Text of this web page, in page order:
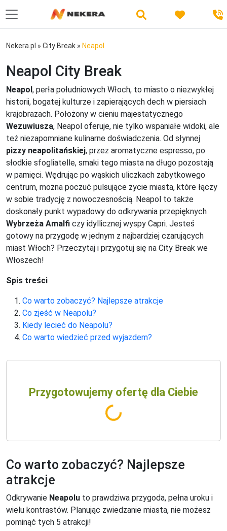
Nekera.pl » City Break » Neapol
Neapol City Break
Neapol, perła południowych Włoch, to miasto o niezwykłej
historii, bogatej kulturze i zapierających dech w piersiach
krajobrazach. Położony w cieniu majestatycznego
Wezuwiusza, Neapol oferuje, nie tylko wspaniałe widoki, ale
też niezapomniane kulinarne doświadczenia. Od słynnej
pizzy neapolitańskiej, przez aromatyczne espresso, po
słodkie sfogliatelle, smaki tego miasta na długo pozostają
w pamięci. Wędrując po wąskich uliczkach zabytkowego
centrum, można poczuć pulsujące życie miasta, które łączy
w sobie tradycję z nowoczesnością. Neapol to także
doskonały punkt wypadowy do odkrywania przepięknych
Wybrzeża Amalfi czy idyllicznej wyspy Capri. Jesteś
gotowy na przygodę w jednym z najbardziej czarujących
miast Włoch? Przeczytaj i przygotuj się na City Break we
Włoszech!
Spis treści
Co warto zobaczyć? Najlepsze atrakcje
Co zjeść w Neapolu?
Kiedy lecieć do Neapolu?
Co warto wiedzieć przed wyjazdem?
Przygotowujemy ofertę dla Ciebie
Co warto zobaczyć? Najlepsze
atrakcje
Odkrywanie Neapolu to prawdziwa przygoda, pełna uroku i
wielu kontrastów. Planując zwiedzanie miasta, nie możesz
pominąć tych 5 atrakcji!